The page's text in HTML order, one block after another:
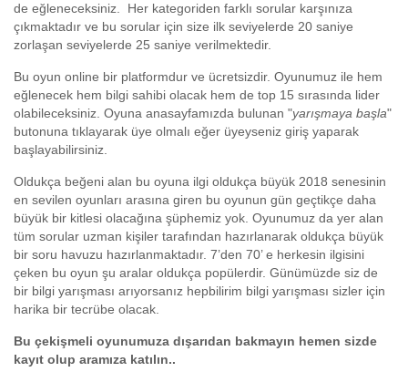
de eğleneceksiniz. Her kategoriden farklı sorular karşınıza
çıkmaktadır ve bu sorular için size ilk seviyelerde 20 saniye
zorlaşan seviyelerde 25 saniye verilmektedir.
Bu oyun online bir platformdur ve ücretsizdir. Oyunumuz ile hem
eğlenecek hem bilgi sahibi olacak hem de top 15 sırasında lider
olabileceksiniz. Oyuna anasayfamızda bulunan "yarışmaya başla"
butonuna tıklayarak üye olmalı eğer üyeyseniz giriş yaparak
başlayabilirsiniz.
Oldukça beğeni alan bu oyuna ilgi oldukça büyük 2018 senesinin
en sevilen oyunları arasına giren bu oyunun gün geçtikçe daha
büyük bir kitlesi olacağına şüphemiz yok. Oyunumuz da yer alan
tüm sorular uzman kişiler tarafından hazırlanarak oldukça büyük
bir soru havuzu hazırlanmaktadır. 7’den 70’ e herkesin ilgisini
çeken bu oyun şu aralar oldukça popülerdir. Günümüzde siz de
bir bilgi yarışması arıyorsanız hepbilirim bilgi yarışması sizler için
harika bir tecrübe olacak.
Bu çekişmeli oyunumuza dışarıdan bakmayın hemen sizde
kayıt olup aramıza katılın..